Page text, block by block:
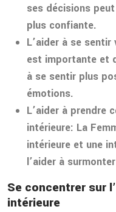
ses décisions
plus confiante.
L’aider à se sentir
est importante et
à se sentir plus
émotions.
L’aider à prendre
intérieure: La
intérieure et une
l’aider à
Se concentrer sur
intérieure